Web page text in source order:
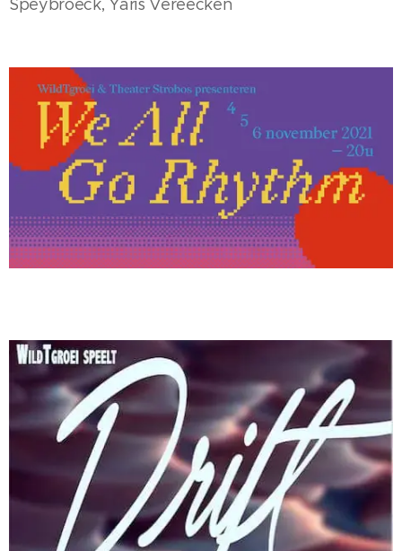
Speybroeck, Yaris Vereecken